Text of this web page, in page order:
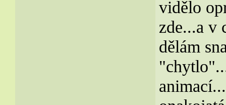
vidělo
zde...a v
dělám